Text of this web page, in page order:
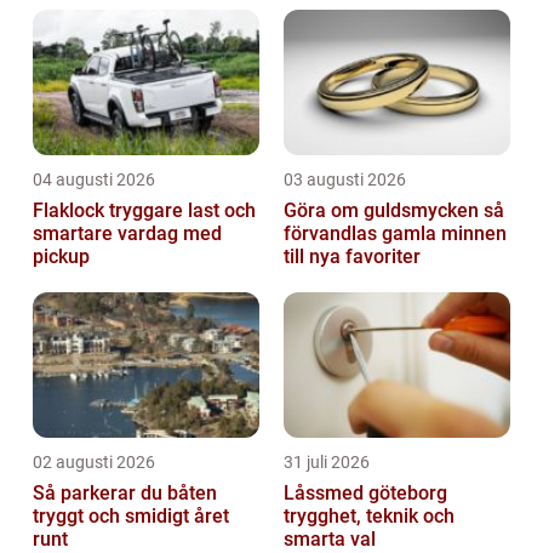
en imponerande samlin...
04 augusti 2026
Flaklock tryggare last och
smartare vardag med
pickup
03 augusti 2026
Göra om guldsmycken så
förvandlas gamla minnen
till nya favoriter
02 augusti 2026
Så parkerar du båten
tryggt och smidigt året
runt
31 juli 2026
Låssmed göteborg
trygghet, teknik och
smarta val